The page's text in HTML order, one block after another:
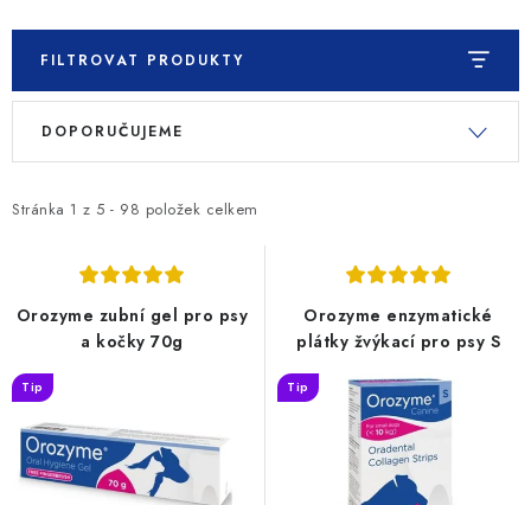
FILTROVAT PRODUKTY
V
i
r
d
u
k
t
Stránka 1 z 5 - 98 položek celkem
Ř
e
p
o
d
u
k
DOPORUČUJEME
Orozyme zubní gel pro psy
a kočky 70g
Tip
Orozyme enzymatické
plátky žvýkací pro psy S
Tip